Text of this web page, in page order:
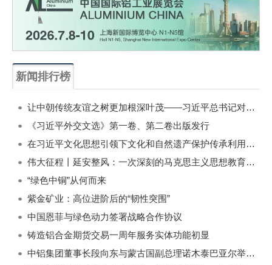
新闻排行榜
让中朝传统友谊之树更加根深叶茂——习近平总书记对朝鲜进行国事访问纪实
《习近平外交文选》第一卷、第二卷出版发行
在习近平文化思想引领下文化和自然遗产保护传承利用工作开创新局面
伟大征程丨延安整风：一次深刻的马克思主义思想教育运动
“绿色中铜”从何而来
紫金矿业：高位进阶后的“韧性突围”
中国恩菲与绿色动力签署战略合作协议
铸造铝合金期货交易一周年服务实体功能初显
中铝集团董事长段向东与蒙古国副总理诺木泰巴亚尔举行会谈